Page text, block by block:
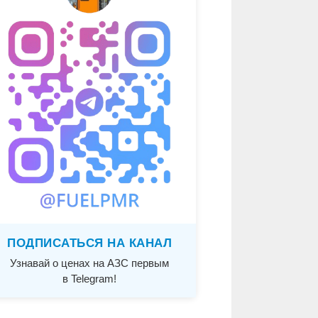
ПОДПИСАТЬСЯ НА КАНАЛ
Узнавай о ценах на АЗС первым
в Telegram!